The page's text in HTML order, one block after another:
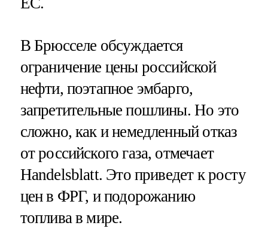
В Брюсселе обсуждается
ограничение цены российской
нефти, поэтапное эмбарго,
запретительные пошлины. Но это
сложно, как и немедленный отказ
от российского газа, отмечает
Handelsblatt. Это приведет к росту
цен в ФРГ, и подорожанию
топлива в мире.